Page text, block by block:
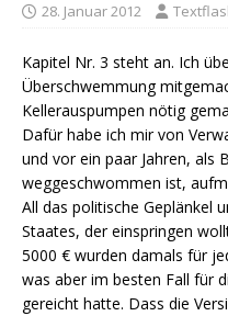
28. Januar 2012
Kapitel Nr. 3 steht an. Ich
Überschwemmung
Kellerauspumpen nötig
Dafür habe ich mir von
und vor ein paar Jahren, als
weggeschwommen ist,
All das politische Geplänkel
Staates, der einspringen
5000 € wurden damals für
was aber im besten Fall für
gereicht hatte. Dass die